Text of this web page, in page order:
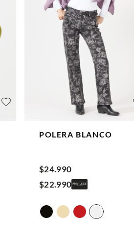
POLERA BLANCO
$24.990
$22.990